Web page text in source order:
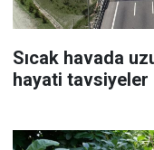
Sıcak havada
hayati tavsiyeler